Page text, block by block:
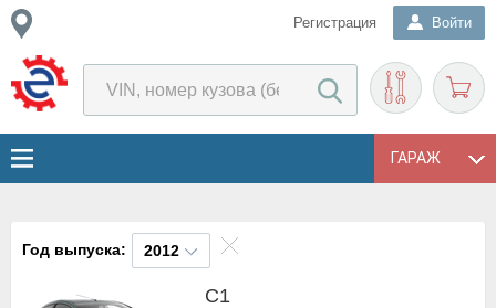
Регистрация Войти
ГАРАЖ
Год выпуска: 2012
C1